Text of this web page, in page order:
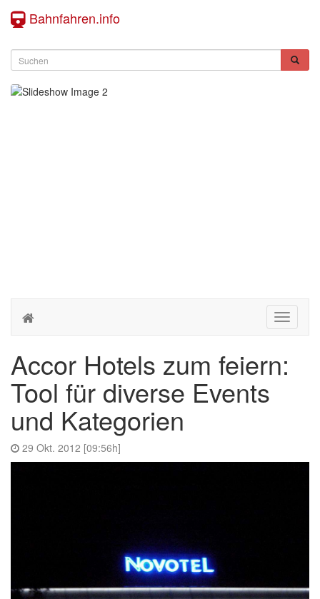
Bahnfahren.info
Toggle
Accor Hotels zum feiern:
Tool für diverse Events
und Kategorien
29 Okt. 2012 [09:56h]